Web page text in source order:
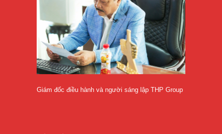
Giám đốc điều hành và người sáng lập THP Group